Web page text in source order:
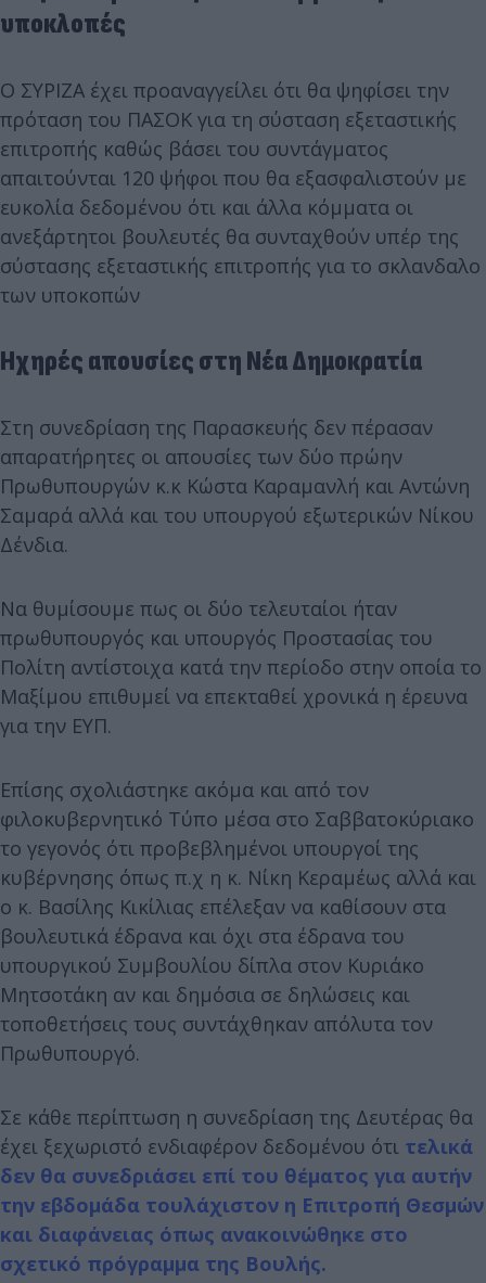
υποκλοπές
Ο ΣΥΡΙΖΑ έχει προαναγγείλει ότι θα ψηφίσει την
πρόταση του ΠΑΣΟΚ για τη σύσταση εξεταστικής
επιτροπής καθώς βάσει του συντάγματος
απαιτούνται 120 ψήφοι που θα εξασφαλιστούν με
ευκολία δεδομένου ότι και άλλα κόμματα οι
ανεξάρτητοι βουλευτές θα συνταχθούν υπέρ της
σύστασης εξεταστικής επιτροπής για το σκλανδαλο
των υποκοπών
Ηχηρές απουσίες στη Νέα Δημοκρατία
Στη συνεδρίαση της Παρασκευής δεν πέρασαν
απαρατήρητες οι απουσίες των δύο πρώην
Πρωθυπουργών κ.κ Κώστα Καραμανλή και Αντώνη
Σαμαρά αλλά και του υπουργού εξωτερικών Νίκου
Δένδια.
Να θυμίσουμε πως οι δύο τελευταίοι ήταν
πρωθυπουργός και υπουργός Προστασίας του
Πολίτη αντίστοιχα κατά την περίοδο στην οποία το
Μαξίμου επιθυμεί να επεκταθεί χρονικά η έρευνα
για την ΕΥΠ.
Επίσης σχολιάστηκε ακόμα και από τον
φιλοκυβερνητικό Τύπο μέσα στο Σαββατοκύριακο
το γεγονός ότι προβεβλημένοι υπουργοί της
κυβέρνησης όπως π.χ η κ. Νίκη Κεραμέως αλλά και
ο κ. Βασίλης Κικίλιας επέλεξαν να καθίσουν στα
βουλευτικά έδρανα και όχι στα έδρανα του
υπουργικού Συμβουλίου δίπλα στον Κυριάκο
Μητσοτάκη αν και δημόσια σε δηλώσεις και
τοποθετήσεις τους συντάχθηκαν απόλυτα τον
Πρωθυπουργό.
Σε κάθε περίπτωση η συνεδρίαση της Δευτέρας θα
έχει ξεχωριστό ενδιαφέρον δεδομένου ότι τελικά
δεν θα συνεδριάσει επί του θέματος για αυτήν
την εβδομάδα τουλάχιστον η Επιτροπή Θεσμών
και διαφάνειας όπως ανακοινώθηκε στο
σχετικό πρόγραμμα της Βουλής.